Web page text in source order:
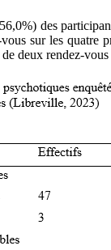
des
sur les quatre
deux rendez-